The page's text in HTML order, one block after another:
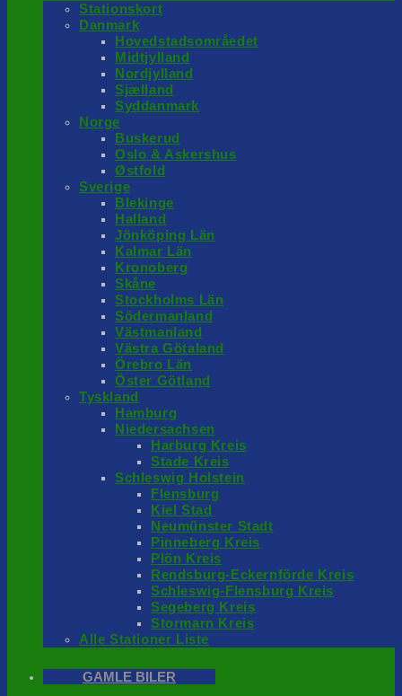
Stationskort
Danmark
Hovedstadsområedet
Midtjylland
Nordjylland
Sjælland
Syddanmark
Norge
Buskerud
Oslo & Askershus
Østfold
Sverige
Blekinge
Halland
Jönköping Län
Kalmar Län
Kronoberg
Skåne
Stockholms Län
Södermanland
Västmanland
Västra Götaland
Örebro Län
Öster Götland
Tyskland
Hamburg
Niedersachsen
Harburg Kreis
Stade Kreis
Schleswig Holstein
Flensburg
Kiel Stad
Neumünster Stadt
Pinneberg Kreis
Plön Kreis
Rendsburg-Eckernförde Kreis
Schleswig-Flensburg Kreis
Segeberg Kreis
Stormarn Kreis
Alle Stationer Liste
GAMLE BILER